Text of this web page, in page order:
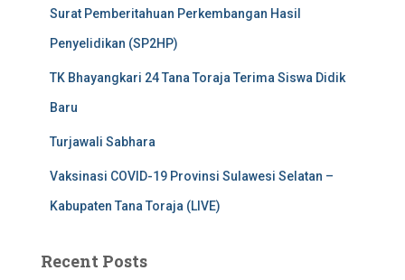
Surat Pemberitahuan Perkembangan Hasil
Penyelidikan (SP2HP)
TK Bhayangkari 24 Tana Toraja Terima Siswa Didik
Baru
Turjawali Sabhara
Vaksinasi COVID-19 Provinsi Sulawesi Selatan –
Kabupaten Tana Toraja (LIVE)
Recent Posts